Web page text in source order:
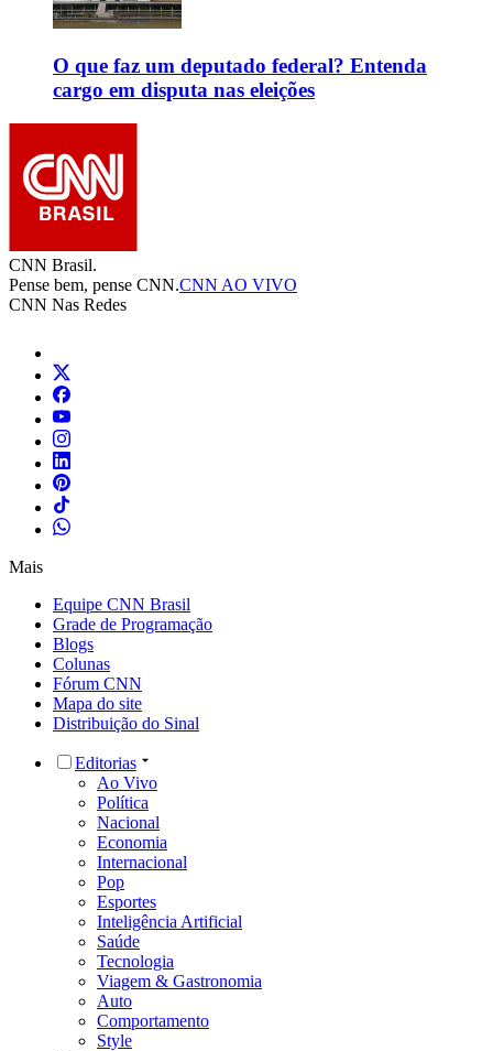
O que faz um deputado federal? Entenda
cargo em disputa nas eleições
CNN Brasil.
Pense bem, pense CNN.CNN AO VIVO
CNN Nas Redes
Mais
Equipe CNN Brasil
Grade de Programação
Blogs
Colunas
Fórum CNN
Mapa do site
Distribuição do Sinal
Editorias
Ao Vivo
Política
Nacional
Economia
Internacional
Pop
Esportes
Inteligência Artificial
Saúde
Tecnologia
Viagem & Gastronomia
Auto
Comportamento
Style